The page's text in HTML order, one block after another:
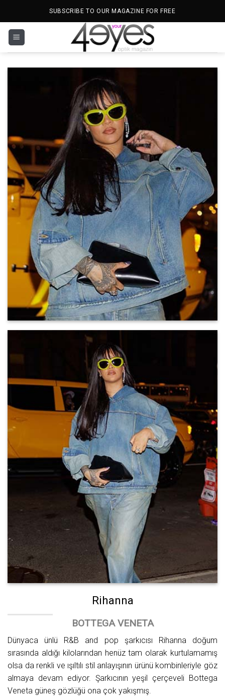
SUBSCRIBE TO OUR MAGAZINE FOR FREE
Rihanna
BOTTEGA VENETA
Dünyaca ünlü R&B and pop şarkıcısı Rihanna doğum
sırasında aldığı kilolarından henüz tam olarak kurtulamamış
olsa da renkli ve ışıltılı stil anlayışının ürünü kombinleriyle göz
almaya devam ediyor. Şarkıcının yeşil çerçeveli Bottega
Veneta güneş gözlüğü ona çok yakışmış.